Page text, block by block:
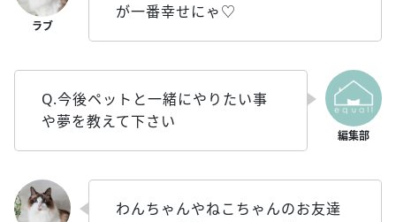
が一番幸せにゃ♡
Q.今後ペットと一緒にやりたい事
や夢を教えて下さい
わんちゃんやねこちゃんのお友達